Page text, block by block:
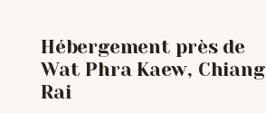
Hébergement près de
Wat Phra Kaew, Chiang
Rai